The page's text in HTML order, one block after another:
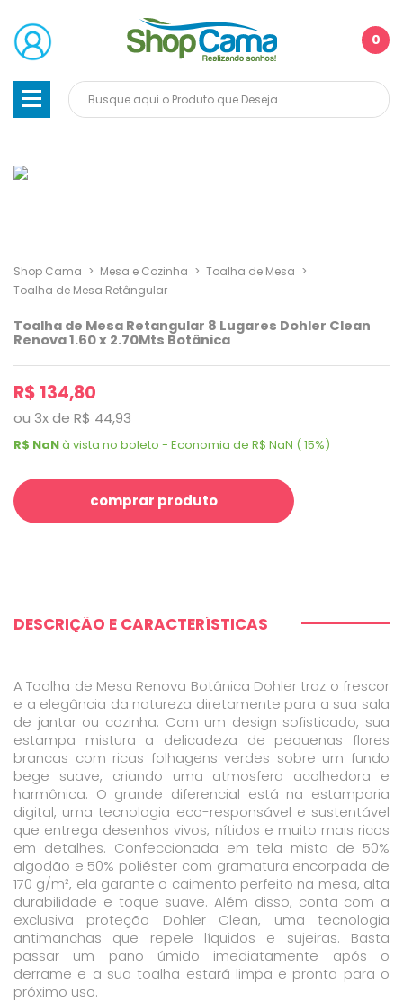
0
Shop Cama > Mesa e Cozinha > Toalha de Mesa >
Toalha de Mesa Retângular
Toalha de Mesa Retangular 8 Lugares Dohler Clean
Renova 1.60 x 2.70Mts Botânica
R$ 134,80
ou 3xde R$ 44,93
R$ NaNà vista no boleto - Economia de R$ NaN ( 15%)
comprar produto
DESCRIÇÃO E CARACTERÍSTICAS
A Toalha de Mesa Renova Botânica Dohler traz o frescor
e a elegância da natureza diretamente para a sua sala
de jantar ou cozinha. Com um design sofisticado, sua
estampa mistura a delicadeza de pequenas flores
brancas com ricas folhagens verdes sobre um fundo
bege suave, criando uma atmosfera acolhedora e
harmônica. O grande diferencial está na estamparia
digital, uma tecnologia eco-responsável e sustentável
que entrega desenhos vivos, nítidos e muito mais ricos
em detalhes. Confeccionada em tela mista de 50%
algodão e 50% poliéster com gramatura encorpada de
170 g/m², ela garante o caimento perfeito na mesa, alta
durabilidade e toque suave. Além disso, conta com a
exclusiva proteção Dohler Clean, uma tecnologia
antimanchas que repele líquidos e sujeiras. Basta
passar um pano úmido imediatamente após o
derrame e a sua toalha estará limpa e pronta para o
próximo uso.